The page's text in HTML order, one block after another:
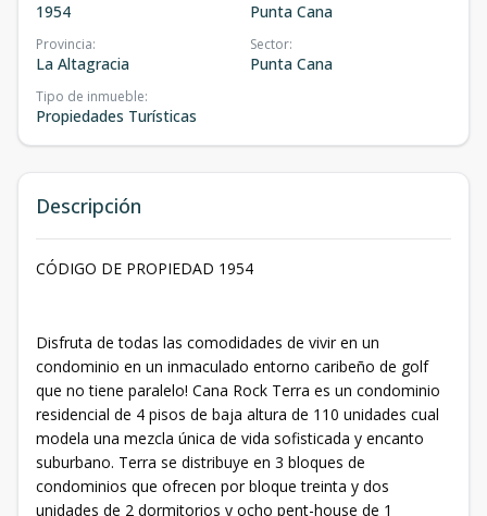
1954 Punta Cana
Provincia:
La Altagracia
Sector:
Punta Cana
Tipo de inmueble:
Propiedades Turísticas
Descripción
CÓDIGO DE PROPIEDAD 1954
Disfruta de todas las comodidades de vivir en un
condominio en un inmaculado entorno caribeño de golf
que no tiene paralelo! Cana Rock Terra es un condominio
residencial de 4 pisos de baja altura de 110 unidades cual
modela una mezcla única de vida sofisticada y encanto
suburbano. Terra se distribuye en 3 bloques de
condominios que ofrecen por bloque treinta y dos
unidades de 2 dormitorios y ocho pent-house de 1